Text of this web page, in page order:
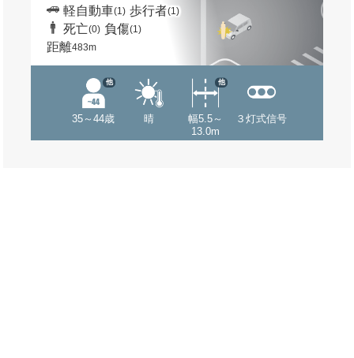
軽自動車(1) 歩行者(1)
死亡(0) 負傷(1)
距離483m
35～44歳
他
晴
幅5.5～
13.0m
他
３灯式信号